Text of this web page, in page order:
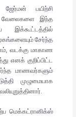
பயிற்சி
வேலைகளை இந்த
இக்கூட்டத்தில்
சேர்ந்த
வடக்கு மாகாண
எனக் குறிப்பிட்ட
மாணவர்களும்
முழுமையாக
மெக்கட்ரானிக்ஸ்